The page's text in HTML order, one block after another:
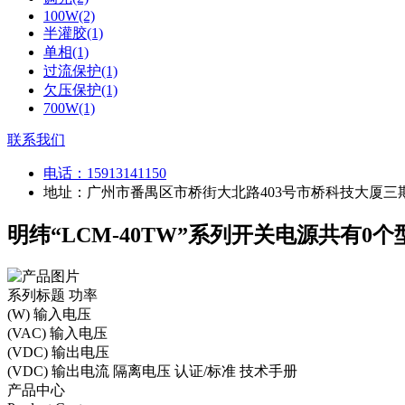
100W(2)
半灌胶(1)
单相(1)
过流保护(1)
欠压保护(1)
700W(1)
联系我们
电话： 15913141150
地址：广州市番禺区市桥街大北路403号市桥科技大厦三
明纬“LCM-40TW”系列开关电源共有0个
系列标题 功率
(W) 输入电压
(VAC) 输入电压
(VDC) 输出电压
(VDC) 输出电流 隔离电压 认证/标准 技术手册
产品中心